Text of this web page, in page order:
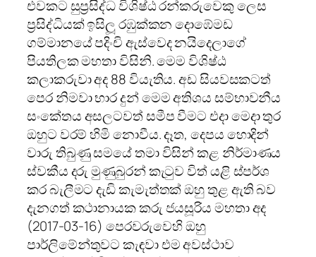
එවකට සුප්‍රසිද්ධ විශිෂ්ඨ රන්කරුවෙකු ලෙස
ප්‍රසිද්ධියක් ඉසිලූ රඹුක්කන දොඹේමඩ
ගම්මානයේ පදිංචි ඇස්වෙද නයිදෙලාගේ
පියතිලක මහතා විසිනි. මෙම විශිෂ්ඨ
කලාකරුවා අද 88 වියැතිය. අඩ සියවසකටත්
පෙර නිමවා භාර දුන් මෙම අතිශය සම්භාවනීය
සංකේතය අසලටවත් සමීප වීමට එදා මෙදා තුර
ඔහුට වරම් හිමි නොවීය. දෑත, දෙපය හොදින්
වාරු තිබුණු සමයේ තමා විසින් කළ නිර්මාණය
ස්වකීය දරු මුණුබුරන් කැටුව විත් යළි ස්පර්ශ
කර බැලීමට දැඩි කැමැත්තක් ඔහු තුළ ඇති බව
දැනගත් කථානායක කරු ජයසූරිය මහතා අද
(2017-03-16) පෙරවරුවෙහි ඔහු
පාර්ලිමේන්තුවට කැඳවා එම අවස්ථාව